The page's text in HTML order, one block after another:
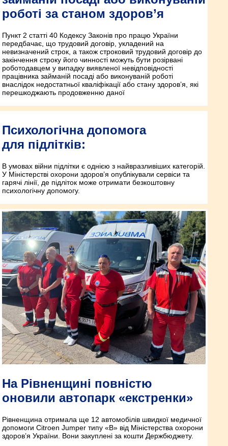
роботі за станом здоров’я
Пункт 2 статті 40 Кодексу Законів про працю України
передбачає, що трудовий договір, укладений на
невизначений строк, а також строковий трудовий договір до
закінчення строку його чинності можуть бути розірвані
роботодавцем у випадку виявленої невідповідності
працівника займаній посаді або виконуваній роботі
внаслідок недостатньої кваліфікації або стану здоров’я, які
перешкоджають продовженню даної
Психологічна допомога
для підлітків:
В умовах війни підлітки є однією з найвразливіших категорій.
У Міністерстві охорони здоров’я опублікували сервіси та
гарячі лінії, де підліток може отримати безкоштовну
психологічну допомогу.
На Рівненщині повністю
оновили автопарк «екстренки»
Рівненщина отримала ще 12 автомобілів швидкої медичної
допомоги Citroen Jumper типу «В» від Міністерства охорони
здоров’я України. Вони закуплені за кошти Держбюджету.